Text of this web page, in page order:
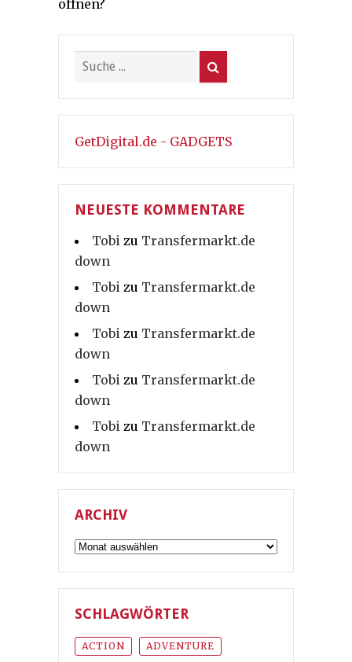
öffnen?
GetDigital.de - GADGETS
NEUESTE KOMMENTARE
Tobi zu Transfermarkt.de
down
Tobi zu Transfermarkt.de
down
Tobi zu Transfermarkt.de
down
Tobi zu Transfermarkt.de
down
Tobi zu Transfermarkt.de
down
ARCHIV
Archiv
SCHLAGWÖRTER
ACTION ADVENTURE